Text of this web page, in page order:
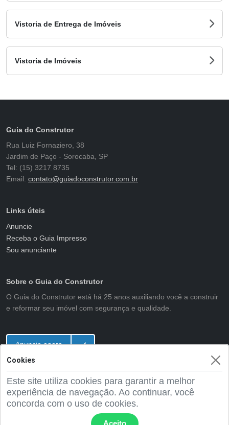
Vistoria de Entrega de Imóveis
Vistoria de Imóveis
Guia do Construtor
Rua Luiz Fornaziero, 38
Jardim de Paço - Sorocaba, SP
Tel: (15) 3217 8735
Email: contato@guiadoconstrutor.com.br
Links úteis
Anuncie
Receba o Guia Impresso
Sou anunciante
Sobre o Guia do Construtor
O Guia do Construtor está há 25 anos auxiliando você a construir
e reformar seu imóvel com segurança e qualidade.
Anuncie agora
2001 - 2026 Guia do Construtor
Cookies
Este site utiliza cookies para garantir a melhor
experiência de navegação. Ao continuar, você
concorda com o uso de cookies.
Aceito